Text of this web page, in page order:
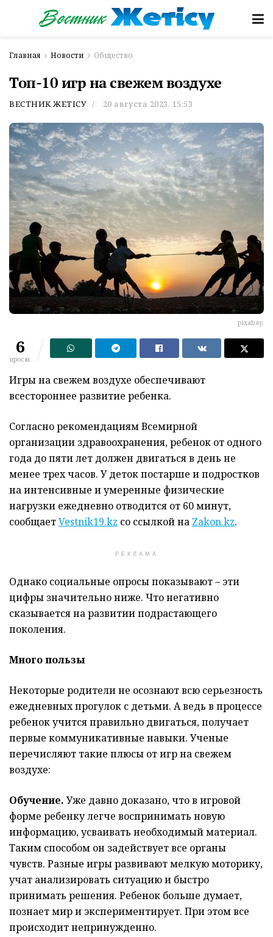
Главная Новости Общество
Топ-10 игр на свежем воздухе
ВЕСТНИК ЖЕТІСУ 20 августа 2023, 15:53
pixabay.
6
просм.
Игры на свежем воздухе обеспечивают
всестороннее развитие ребенка.
Согласно рекомендациям Всемирной
организации здравоохранения, ребенок от одного
года до пяти лет должен двигаться в день не
менее трех часов. У деток постарше и подростков
на интенсивные и умеренные физические
нагрузки ежедневно отводится от 60 минут,
сообщаетVestnik19.kz со ссылкой на Zakon.kz.
РЕКЛАМА
Однако социальные опросы показывают – эти
цифры значительно ниже. Что негативно
сказывается на развитии подрастающего
поколения.
Много пользы
Некоторые родители не осознают всю серьезность
ежедневных прогулок с детьми. А ведь в процессе
ребенок учится правильно двигаться, получает
первые коммуникативные навыки. Ученые
перечисляют такие плюсы от игр на свежем
воздухе:
Обучение. Уже давно доказано, что в игровой
форме ребенку легче воспринимать новую
информацию, усваивать необходимый материал.
Таким способом он задействует все органы
чувств. Разные игры развивают мелкую моторику,
учат анализировать ситуацию и быстро
принимать решения. Ребенок больше думает,
познает мир и экспериментирует. При этом все
происходит непринужденно.